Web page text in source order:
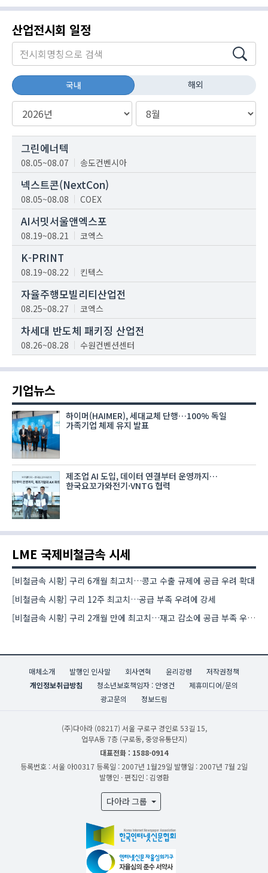
산업전시회 일정
국내 해외
그린에너텍
08.05~08.07 송도컨벤시아
넥스트콘(NextCon)
08.05~08.08 COEX
AI서밋서울앤엑스포
08.19~08.21 코엑스
K-PRINT
08.19~08.22 킨텍스
자율주행모빌리티산업전
08.25~08.27 코엑스
차세대 반도체 패키징 산업전
08.26~08.28 수원컨벤션센터
기업뉴스
하이머(HAIMER), 세대교체 단행…100% 독일
가족기업 체제 유지 발표
제조업 AI 도입, 데이터 연결부터 운영까지…
한국요꼬가와전기·VNTG 협력
LME 국제비철금속 시세
[비철금속 시황] 구리 6개월 최고치…콩고 수출 규제에 공급 우려 확대
[비철금속 시황] 구리 12주 최고치…공급 부족 우려에 강세
[비철금속 시황] 구리 2개월 만에 최고치…재고 감소에 공급 부족 우려 확대
매체소개 발행인 인사말 회사연혁 윤리강령
저작권정책
개인정보취급방침
청소년보호책임자 : 안영건
제휴미디어/문의
광고문의
정보드림
(주)다아라 (08217) 서울 구로구 경인로 53길 15,
업무A동 7층 (구로동, 중앙유통단지)
대표전화 : 1588-0914
등록번호 : 서울 아00317 등록일 : 2007년 1월29일 발행일 : 2007년 7월 2일
발행인 · 편집인 : 김영환
다아라 그룹